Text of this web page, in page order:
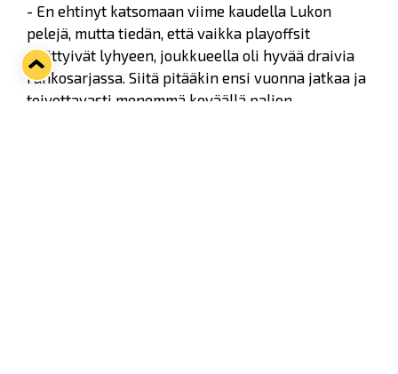
- En ehtinyt katsomaan viime kaudella Lukon
pelejä, mutta tiedän, että vaikka playoffsit
päättyivät lyhyeen, joukkueella oli hyvää draivia
runkosarjassa. Siitä pitääkin ensi vuonna jatkaa ja
toivottavasti menemmä keväällä paljon